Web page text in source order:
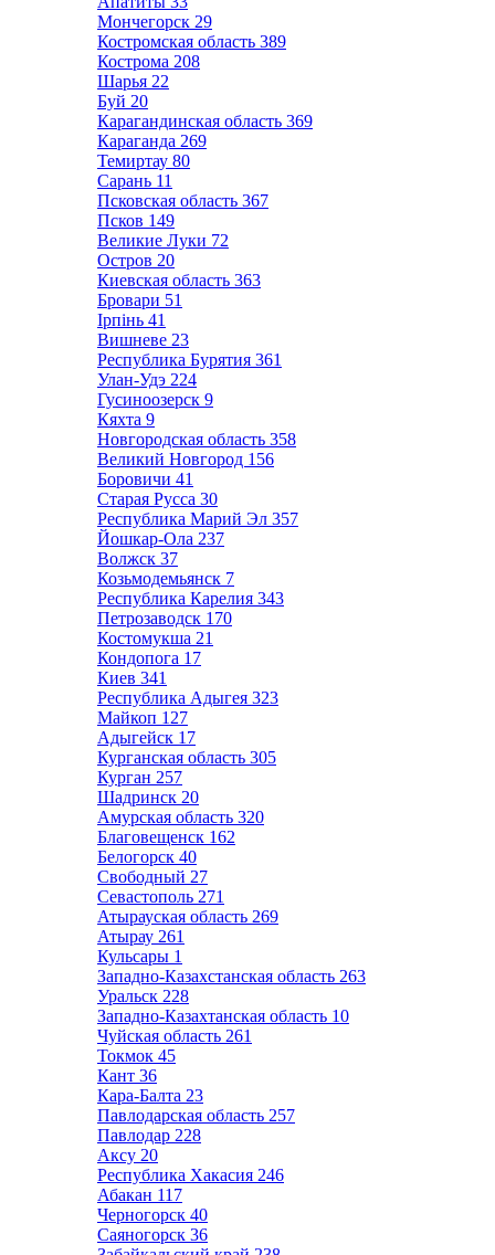
Мончегорск 29
Костромская область 389
Кострома 208
Шарья 22
Буй 20
Карагандинская область 369
Караганда 269
Темиртау 80
Сарань 11
Псковская область 367
Псков 149
Великие Луки 72
Остров 20
Киевская область 363
Бровари 51
Ірпінь 41
Вишневе 23
Республика Бурятия 361
Улан-Удэ 224
Гусиноозерск 9
Кяхта 9
Новгородская область 358
Великий Новгород 156
Боровичи 41
Старая Русса 30
Республика Марий Эл 357
Йошкар-Ола 237
Волжск 37
Козьмодемьянск 7
Республика Карелия 343
Петрозаводск 170
Костомукша 21
Кондопога 17
Киев 341
Республика Адыгея 323
Майкоп 127
Адыгейск 17
Курганская область 305
Курган 257
Шадринск 20
Амурская область 320
Благовещенск 162
Белогорск 40
Свободный 27
Севастополь 271
Атырауская область 269
Атырау 261
Кульсары 1
Западно-Казахстанская область 263
Уральск 228
Западно-Казахтанская область 10
Чуйская область 261
Токмок 45
Кант 36
Кара-Балта 23
Павлодарская область 257
Павлодар 228
Аксу 20
Республика Хакасия 246
Абакан 117
Черногорск 40
Саяногорск 36